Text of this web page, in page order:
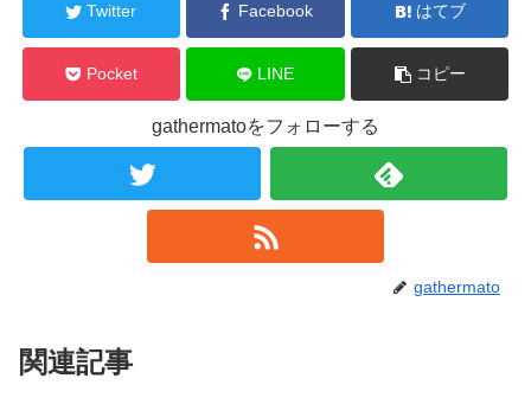
Twitter Facebook はてブ
Pocket LINE コピー
gathermatoをフォローする
gathermato
関連記事